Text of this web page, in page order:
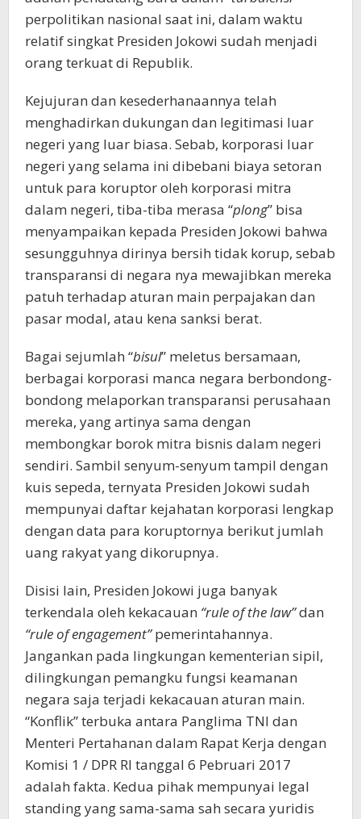
perpolitikan nasional saat ini, dalam waktu
relatif singkat Presiden Jokowi sudah menjadi
orang terkuat di Republik.
Kejujuran dan kesederhanaannya telah
menghadirkan dukungan dan legitimasi luar
negeri yang luar biasa. Sebab, korporasi luar
negeri yang selama ini dibebani biaya setoran
untuk para koruptor oleh korporasi mitra
dalam negeri, tiba-tiba merasa “plong” bisa
menyampaikan kepada Presiden Jokowi bahwa
sesungguhnya dirinya bersih tidak korup, sebab
transparansi di negara nya mewajibkan mereka
patuh terhadap aturan main perpajakan dan
pasar modal, atau kena sanksi berat.
Bagai sejumlah “bisul” meletus bersamaan,
berbagai korporasi manca negara berbondong-
bondong melaporkan transparansi perusahaan
mereka, yang artinya sama dengan
membongkar borok mitra bisnis dalam negeri
sendiri. Sambil senyum-senyum tampil dengan
kuis sepeda, ternyata Presiden Jokowi sudah
mempunyai daftar kejahatan korporasi lengkap
dengan data para koruptornya berikut jumlah
uang rakyat yang dikorupnya.
Disisi lain, Presiden Jokowi juga banyak
terkendala oleh kekacauan “rule of the law”dan
“rule of engagement”pemerintahannya.
Jangankan pada lingkungan kementerian sipil,
dilingkungan pemangku fungsi keamanan
negara saja terjadi kekacauan aturan main.
“Konflik” terbuka antara Panglima TNI dan
Menteri Pertahanan dalam Rapat Kerja dengan
Komisi 1 / DPR RI tanggal 6 Pebruari 2017
adalah fakta. Kedua pihak mempunyai legal
standing yang sama-sama sah secara yuridis